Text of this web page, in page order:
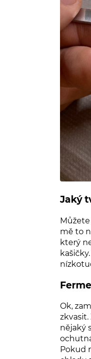
Jaký
mě to
který
Ok,
zkvasit.
nějaký
Pokud